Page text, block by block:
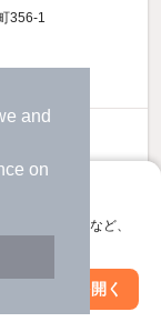
and
on
し
気に入り保存など、
アプリを開く
356-1
り込み条件を変更